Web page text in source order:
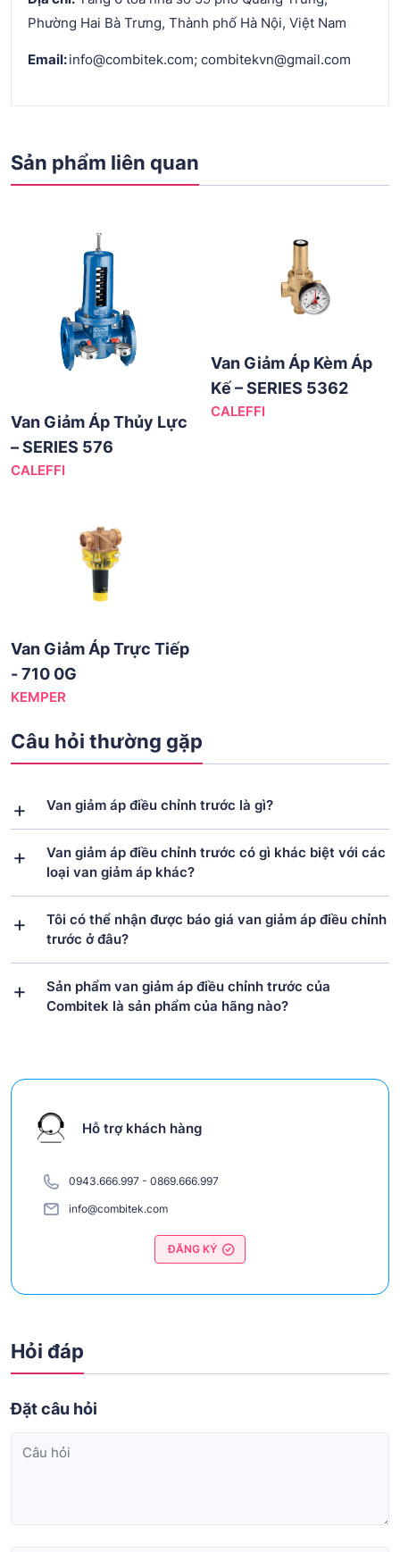
Phường Hai Bà Trưng, Thành phố Hà Nội, Việt Nam
Email:info@combitek.com; combitekvn@gmail.com
Sản phẩm liên quan
Van Giảm Áp Thủy Lực
– SERIES 576
CALEFFI
Van Giảm Áp Kèm Áp
Kế – SERIES 5362
CALEFFI
Van Giảm Áp Trực Tiếp
- 710 0G
KEMPER
Câu hỏi thường gặp
Van giảm áp điều chỉnh trước là gì?
Van giảm áp điều chỉnh trước có gì khác biệt với các
loại van giảm áp khác?
Tôi có thể nhận được báo giá van giảm áp điều chỉnh
trước ở đâu?
Sản phẩm van giảm áp điều chỉnh trước của
Combitek là sản phẩm của hãng nào?
Hỗ trợ khách hàng
0943.666.997 - 0869.666.997
info@combitek.com
ĐĂNG KÝ
Hỏi đáp
Đặt câu hỏi